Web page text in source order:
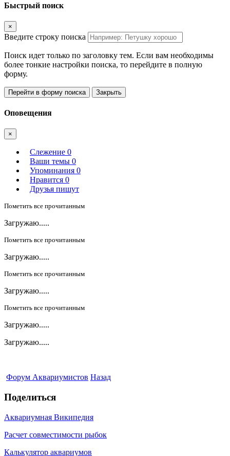
Быстрый поиск
×
Введите строку поиска
Поиск идет только по заголовку тем. Если вам необходимы
более тонкие настройки поиска, то перейдите в полную
форму.
Перейти в форму поиска Закрыть
Оповещения
×
Слежение 0
Ваши темы 0
Упоминания 0
Нравится 0
Друзья пишут
Пометить все прочитанным
Загружаю.....
Пометить все прочитанным
Загружаю.....
Пометить все прочитанным
Загружаю.....
Пометить все прочитанным
Загружаю.....
Загружаю.....
Форум Аквариумистов Назад
Поделиться
Аквариумная Википедия
Расчет совместимости рыбок
Калькулятор аквариумов